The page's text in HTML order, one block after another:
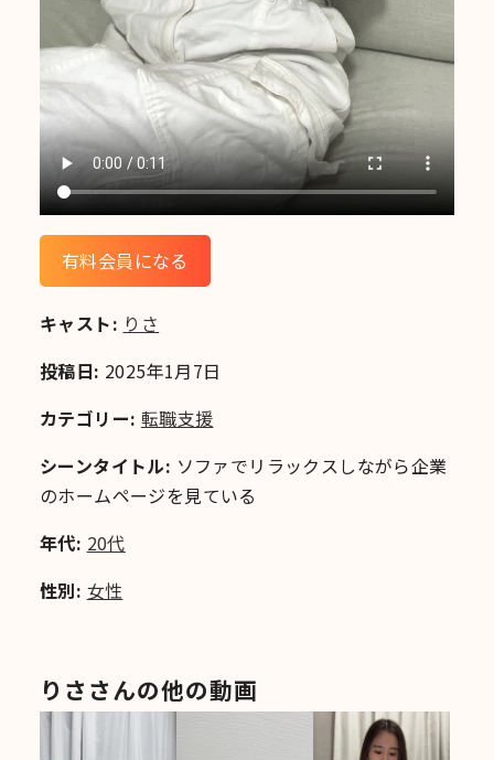
有料会員になる
キャスト: りさ
投稿日: 2025年1月7日
カテゴリー: 転職支援
シーンタイトル: ソファでリラックスしながら企業
のホームページを見ている
年代: 20代
性別: 女性
りささんの他の動画